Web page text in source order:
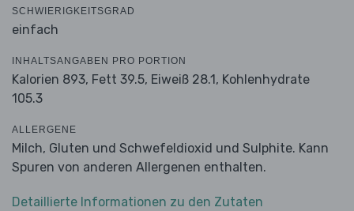
SCHWIERIGKEITSGRAD
einfach
INHALTSANGABEN PRO PORTION
Kalorien 893, Fett 39.5, Eiweiß 28.1, Kohlenhydrate
105.3
ALLERGENE
Milch, Gluten und Schwefeldioxid und Sulphite. Kann
Spuren von anderen Allergenen enthalten.
Detaillierte Informationen zu den Zutaten